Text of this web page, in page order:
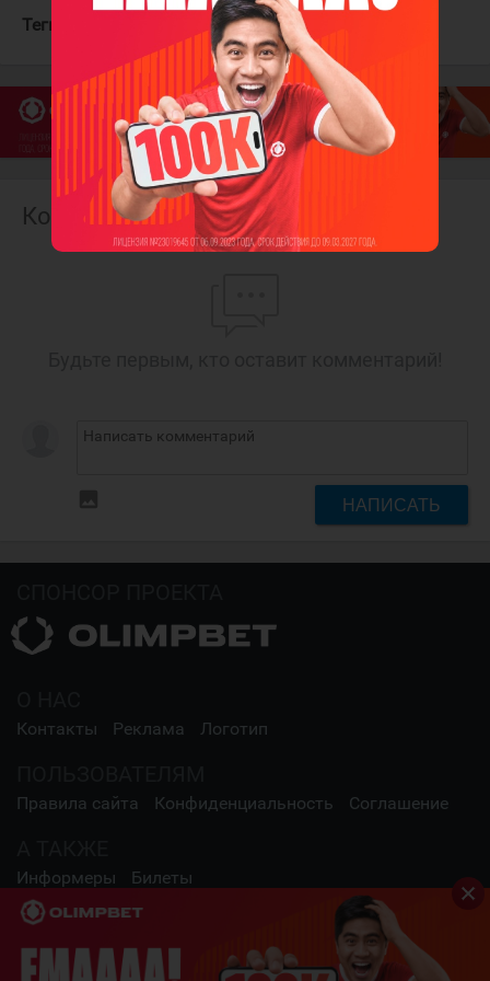
Теги: Тампа-Бэй Лайтнинг
Комментарии
НАПИСАТЬ
Контакты Реклама Логотип
Правила сайта Конфиденциальность Соглашение
Информеры Билеты
СОЦИАЛЬНЫЕ СЕТИ